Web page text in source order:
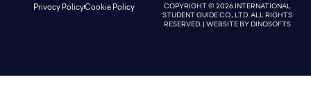
COPYRIGHT © 2026 INTERNATIONAL
STUDENT GUIDE CO., LTD. ALL RIGHTS
RESERVED. | WEBSITE BY DINOSOFTS
Privacy PolicyCookie Policy